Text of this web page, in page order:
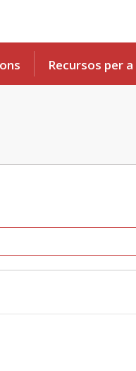
Recursos per